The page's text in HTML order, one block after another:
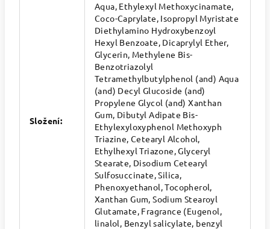
Složení:
Aqua, Ethylexyl Methoxycinamate,
Coco-Caprylate, Isopropyl Myristate
Diethylamino Hydroxybenzoyl
Hexyl Benzoate, Dicaprylyl Ether,
Glycerin, Methylene Bis-
Benzotriazolyl
Tetramethylbutylphenol (and) Aqua
(and) Decyl Glucoside (and)
Propylene Glycol (and) Xanthan
Gum, Dibutyl Adipate Bis-
Ethylexyloxyphenol Methoxyph
Triazine, Cetearyl Alcohol,
Ethylhexyl Triazone, Glyceryl
Stearate, Disodium Cetearyl
Sulfosuccinate, Silica,
Phenoxyethanol, Tocopherol,
Xanthan Gum, Sodium Stearoyl
Glutamate, Fragrance (Eugenol,
linalol, Benzyl salicylate, benzyl